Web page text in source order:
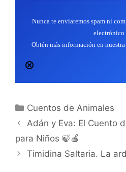
Nunca te enviaremos spam ni
electrónico
Obtén más información en
Categorías
Cuentos de Animales
Adán y Eva: El Cuento
para Niños 🍃🍎
Timidina Saltaria. La